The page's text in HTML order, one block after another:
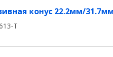
конус 22.2мм/
T